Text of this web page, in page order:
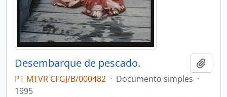
Desembarque de pescado.
PT MTVR CFGJ/B/000482 · Documento simples ·
1995